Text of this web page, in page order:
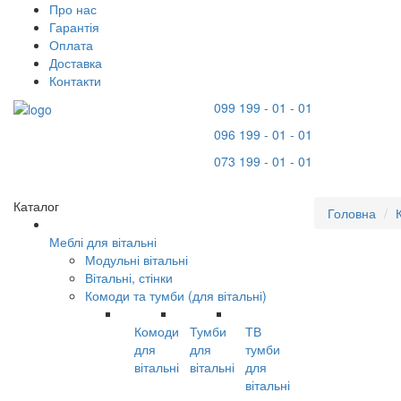
Про нас
Гарантія
Оплата
Доставка
Контакти
099 199 - 01 - 01
096 199 - 01 - 01
073 199 - 01 - 01
Каталог
Меблі для вітальні
Модульні вітальні
Вітальні, стінки
Комоди та тумби (для вітальні)
Комоди
для
вітальні
Тумби
для
вітальні
ТВ
тумби
для
вітальні
Головна